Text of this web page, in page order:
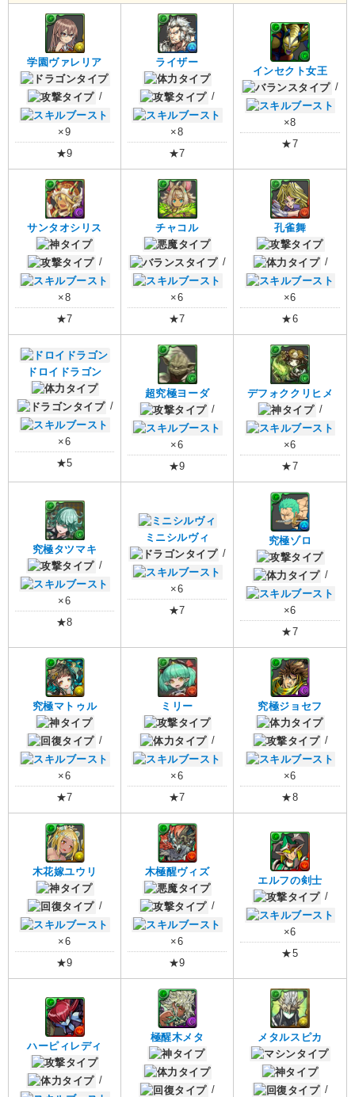
学園ヴァレリア
/
×9
★9
ライザー
/
×8
★7
インセクト女王
/
×8
★7
サンタオシリス
/
×8
★7
チャコル
/
×6
★7
孔雀舞
/
×6
★6
ドロイドラゴン
/
×6
★5
超究極ヨーダ
/
×6
★9
デフォククリヒメ
/
×6
★7
究極タツマキ
/
×6
★8
ミニシルヴィ
/
×6
★7
究極ゾロ
/
×6
★7
究極マトゥル
/
×6
★7
ミリー
/
×6
★7
究極ジョセフ
/
×6
★8
木花嫁ユウリ
/
×6
★9
木極醒ヴィズ
/
×6
★9
エルフの剣士
/
×6
★5
ハーピィレディ
/
極醒木メタ
/
メタルスピカ
/